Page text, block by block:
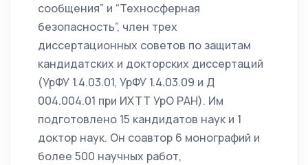
сообщения” и “Техносферная
безопасность”, член трех
диссертационных советов по защитам
кандидатских и докторских диссертаций
(УрФУ 1.4.03.01, УрФУ 1.4.03.09 и Д
004.004.01 при ИХТТ УрО РАН). Им
подготовлено 15 кандидатов наук и 1
доктор наук. Он соавтор 6 монографий и
более 500 научных работ,